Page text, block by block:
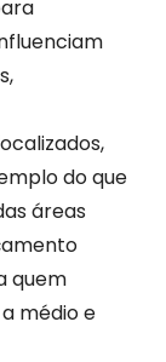
do que
áreas
quem
médio e